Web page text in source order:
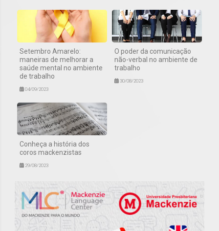
Setembro Amarelo:
maneiras de melhorar a
saúde mental no ambiente
de trabalho
04/09/2023
O poder da comunicação
não-verbal no ambiente de
trabalho
30/08/2023
Conheça a história dos
coros mackenzistas
29/08/2023